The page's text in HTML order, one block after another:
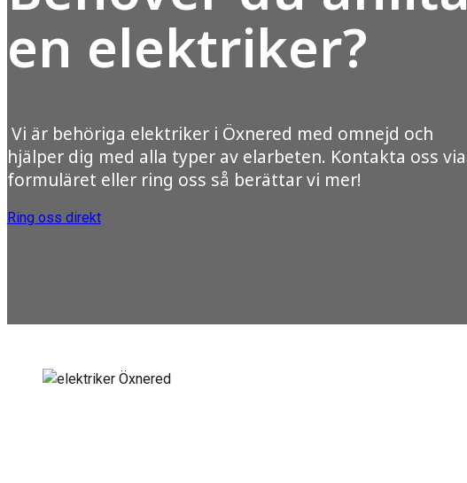
en elektriker?
Vi är behöriga elektriker i Öxnered med omnejd och
hjälper dig med alla typer av elarbeten. Kontakta oss via
formuläret eller ring oss så berättar vi mer!
Ring oss direkt